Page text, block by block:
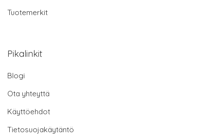
Tuotemerkit
Pikalinkit
Blogi
Ota yhteyttä
Käyttöehdot
Tietosuojakäytäntö